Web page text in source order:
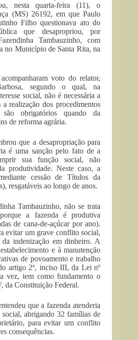
nesta quarta-feira (11), o
(MS) 26192, em que Paulo
Filho questionava ato do
que desapropriou, por
Tambauzinho, com
no Município de Santa Rita, na
voto do relator,
segundo o qual, na
social, não é necessária a
realização dos procedimentos
são obrigatórios quando da
de reforma agrária.
que a desapropriação para
é uma sanção pelo fato de a
sua função social, não
produtividade. Neste caso, a
cessão de Títulos da
resgatáveis ao longo de anos.
Tambauzinho, não se trata
a fazenda é produtiva
de cana-de-açúcar por ano).
evitar um grave conflito social,
indenização em dinheiro. A
e à manutenção
de povoamento e trabalho
artigo 2º, inciso III, da Lei nº
vez, tem como fundamento o
da Constituição Federal.
que a fazenda atenderia
abrigando 32 famílias de
para evitar um conflito
consequências.